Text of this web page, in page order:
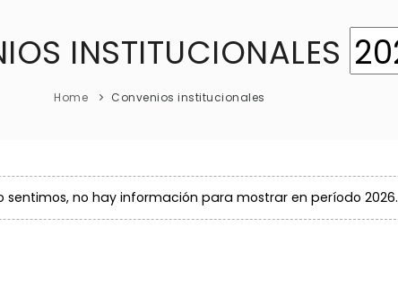
INSTITUCIONALES
Home Convenios institucionales
sentimos, no hay información para mostrar en período 2026.